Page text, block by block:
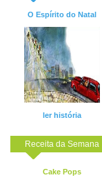
O Espírito do Natal
ler história
Receita da Semana
Cake Pops